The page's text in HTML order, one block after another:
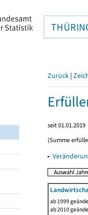
Zurück |
seit 01.01.2019
(Summe
▸
ab 1999
ab 2010